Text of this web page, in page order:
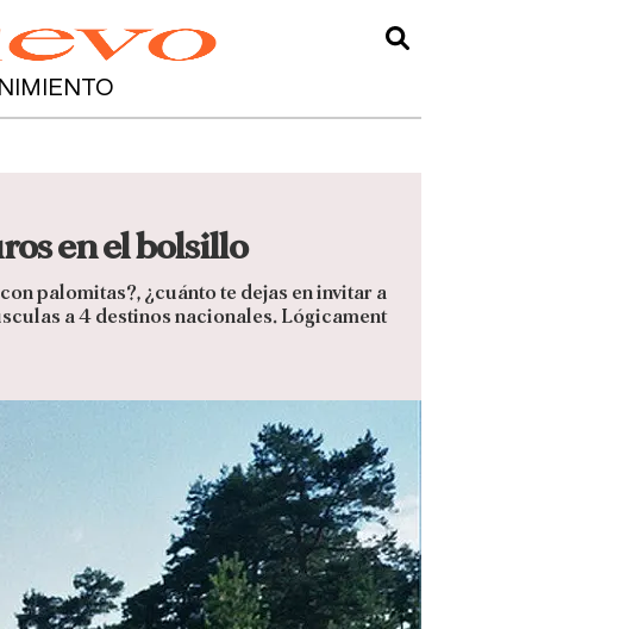
en el bolsillo
palomitas?, ¿cuánto te dejas en invitar a
a 4 destinos nacionales. Lógicament